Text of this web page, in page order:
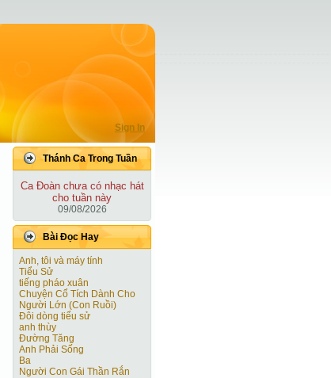
Sign In
Thánh Ca Trong Tuần
Ca Ðoàn chưa có nhạc hát
cho tuần này
09/08/2026
Bài Ðọc Hay
Anh, tôi và máy tính
Tiểu Sử
tiếng pháo xuân
Chuyện Cổ Tích Dành Cho
Người Lớn (Con Ruồi)
Đôi dòng tiểu sử
anh thùy
Đường Tăng
Anh Phải Sống
Ba
Người Con Gái Thần Rắn